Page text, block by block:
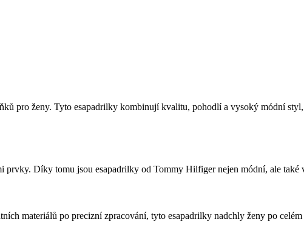
pro ženy. Tyto esapadrilky kombinují kvalitu, pohodlí a vysoký módní
Díky tomu jsou esapadrilky od Tommy Hilfiger nejen módní, ale také
materiálů po precizní zpracování, tyto esapadrilky nadchly ženy po